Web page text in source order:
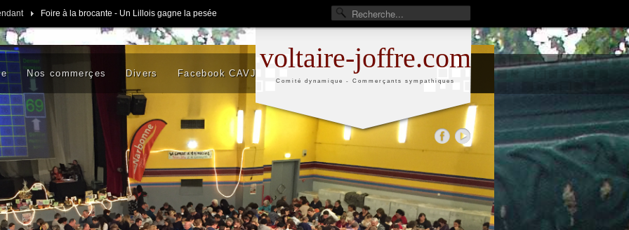
Foire à la brocante - Un Lillois gagne la pesée
voltaire-joffre.com
Comité dynamique - Commerçants sympathiques
Nos commerçes Divers Facebook CAVJ